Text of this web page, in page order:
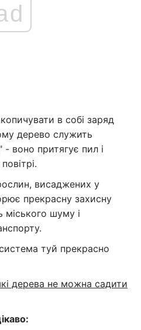
в собі заряд
дерево служить
воно притягує пил і
висаджених у
прекрасну захисну
міського шуму і
туй прекрасно
дерева не можна садити